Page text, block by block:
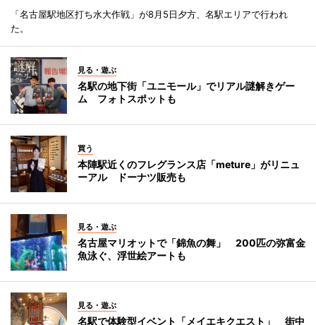
「名古屋駅地区打ち水大作戦」が8月5日夕方、名駅エリアで行われ
た。
見る・遊ぶ
名駅の地下街「ユニモール」でリアル謎解きゲー
ム フォトスポットも
買う
本陣駅近くのフレグランス店「meture」がリニュ
ーアル ドーナツ販売も
見る・遊ぶ
名古屋マリオットで「錦魚の舞」 200匹の弥富金
魚泳ぐ、浮世絵アートも
見る・遊ぶ
名駅で体験型イベント「メイエキクエスト」 街中